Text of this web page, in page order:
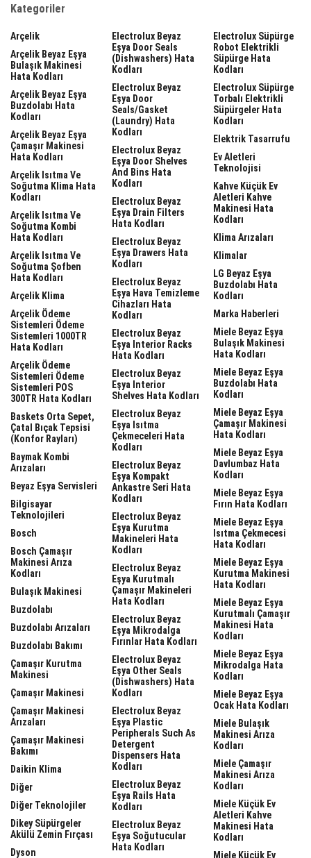
Kategoriler
Arçelik
Arçelik Beyaz Eşya
Bulaşık Makinesi
Hata Kodları
Arçelik Beyaz Eşya
Buzdolabı Hata
Kodları
Arçelik Beyaz Eşya
Çamaşır Makinesi
Hata Kodları
Arçelik Isıtma Ve
Soğutma Klima Hata
Kodları
Arçelik Isıtma Ve
Soğutma Kombi
Hata Kodları
Arçelik Isıtma Ve
Soğutma Şofben
Hata Kodları
Arçelik Klima
Arçelik Ödeme
Sistemleri Ödeme
Sistemleri 1000TR
Hata Kodları
Arçelik Ödeme
Sistemleri Ödeme
Sistemleri POS
300TR Hata Kodları
Baskets Orta Sepet,
Çatal Bıçak Tepsisi
(Konfor Rayları)
Baymak Kombi
Arızaları
Beyaz Eşya Servisleri
Bilgisayar
Teknolojileri
Bosch
Bosch Çamaşır
Makinesi Arıza
Kodları
Bulaşık Makinesi
Buzdolabı
Buzdolabı Arızaları
Buzdolabı Bakımı
Çamaşır Kurutma
Makinesi
Çamaşır Makinesi
Çamaşır Makinesi
Arızaları
Çamaşır Makinesi
Bakımı
Daikin Klima
Diğer
Diğer Teknolojiler
Dikey Süpürgeler
Akülü Zemin Fırçası
Dyson
Electrolux Beyaz
Eşya Door Seals
(dishwashers) Hata
Kodları
Electrolux Beyaz
Eşya Door
Seals/gasket
(laundry) Hata
Kodları
Electrolux Beyaz
Eşya Door Shelves
And Bins Hata
Kodları
Electrolux Beyaz
Eşya Drain Filters
Hata Kodları
Electrolux Beyaz
Eşya Drawers Hata
Kodları
Electrolux Beyaz
Eşya Hava Temizleme
Cihazları Hata
Kodları
Electrolux Beyaz
Eşya Interior Racks
Hata Kodları
Electrolux Beyaz
Eşya Interior
Shelves Hata Kodları
Electrolux Beyaz
Eşya Isıtma
Çekmeceleri Hata
Kodları
Electrolux Beyaz
Eşya Kompakt
Ankastre Seri Hata
Kodları
Electrolux Beyaz
Eşya Kurutma
Makineleri Hata
Kodları
Electrolux Beyaz
Eşya Kurutmalı
Çamaşır Makineleri
Hata Kodları
Electrolux Beyaz
Eşya Mikrodalga
Fırınlar Hata Kodları
Electrolux Beyaz
Eşya Other Seals
(dishwashers) Hata
Kodları
Electrolux Beyaz
Eşya Plastic
Peripherals Such As
Detergent
Dispensers Hata
Kodları
Electrolux Beyaz
Eşya Rails Hata
Kodları
Electrolux Beyaz
Eşya Soğutucular
Hata Kodları
Electrolux Süpürge
Robot Elektrikli
Süpürge Hata
Kodları
Electrolux Süpürge
Torbalı Elektrikli
Süpürgeler Hata
Kodları
Elektrik Tasarrufu
Ev Aletleri
Teknolojisi
Kahve Küçük Ev
Aletleri Kahve
Makinesi Hata
Kodları
Klima Arızaları
Klimalar
LG Beyaz Eşya
Buzdolabı Hata
Kodları
Marka Haberleri
Miele Beyaz Eşya
Bulaşık Makinesi
Hata Kodları
Miele Beyaz Eşya
Buzdolabı Hata
Kodları
Miele Beyaz Eşya
Çamaşır Makinesi
Hata Kodları
Miele Beyaz Eşya
Davlumbaz Hata
Kodları
Miele Beyaz Eşya
Fırın Hata Kodları
Miele Beyaz Eşya
Isıtma Çekmecesi
Hata Kodları
Miele Beyaz Eşya
Kurutma Makinesi
Hata Kodları
Miele Beyaz Eşya
Kurutmalı Çamaşır
Makinesi Hata
Kodları
Miele Beyaz Eşya
Mikrodalga Hata
Kodları
Miele Beyaz Eşya
Ocak Hata Kodları
Miele Bulaşık
Makinesi Arıza
Kodları
Miele Çamaşır
Makinesi Arıza
Kodları
Miele Küçük Ev
Aletleri Kahve
Makinesi Hata
Kodları
Miele Küçük Ev